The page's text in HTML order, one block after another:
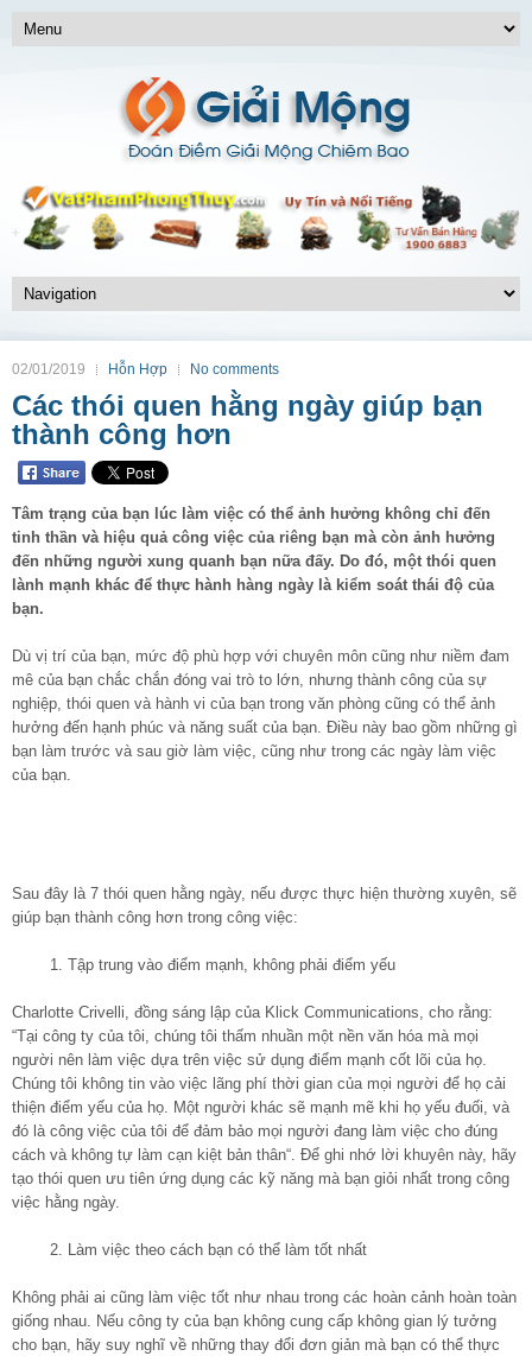
02/01/2019 Hỗn Hợp No comments
Các thói quen hằng ngày giúp bạn
thành công hơn
Tâm trạng của bạn lúc làm việc có thể ảnh hưởng không chỉ đến
tinh thần và hiệu quả công việc của riêng bạn mà còn ảnh hưởng
đến những người xung quanh bạn nữa đấy. Do đó, một thói quen
lành mạnh khác để thực hành hàng ngày là kiểm soát thái độ của
bạn.
Dù vị trí của bạn, mức độ phù hợp với chuyên môn cũng như niềm đam
mê của bạn chắc chắn đóng vai trò to lớn, nhưng thành công của sự
nghiệp, thói quen và hành vi của bạn trong văn phòng cũng có thể ảnh
hưởng đến hạnh phúc và năng suất của bạn. Điều này bao gồm những gì
bạn làm trước và sau giờ làm việc, cũng như trong các ngày làm việc
của bạn.
Sau đây là 7 thói quen hằng ngày, nếu được thực hiện thường xuyên, sẽ
giúp bạn thành công hơn trong công việc:
1. Tập trung vào điểm mạnh, không phải điểm yếu
Charlotte Crivelli, đồng sáng lập của Klick Communications, cho rằng:
“Tại công ty của tôi, chúng tôi thấm nhuần một nền văn hóa mà mọi
người nên làm việc dựa trên việc sử dụng điểm mạnh cốt lõi của họ.
Chúng tôi không tin vào việc lãng phí thời gian của mọi người để họ cải
thiện điểm yếu của họ. Một người khác sẽ mạnh mẽ khi họ yếu đuối, và
đó là công việc của tôi để đảm bảo mọi người đang làm việc cho đúng
cách và không tự làm cạn kiệt bản thân“. Để ghi nhớ lời khuyên này, hãy
tạo thói quen ưu tiên ứng dụng các kỹ năng mà bạn giỏi nhất trong công
việc hằng ngày.
2. Làm việc theo cách bạn có thể làm tốt nhất
Không phải ai cũng làm việc tốt như nhau trong các hoàn cảnh hoàn toàn
giống nhau. Nếu công ty của bạn không cung cấp không gian lý tưởng
cho bạn, hãy suy nghĩ về những thay đổi đơn giản mà bạn có thể thực